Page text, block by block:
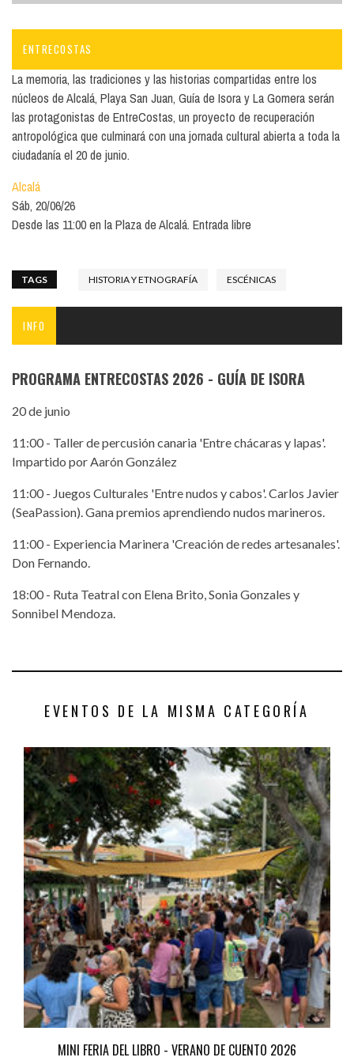
ENTRECOSTAS
La memoria, las tradiciones y las historias compartidas entre los
núcleos de Alcalá, Playa San Juan, Guía de Isora y La Gomera serán
las protagonistas de EntreCostas, un proyecto de recuperación
antropológica que culminará con una jornada cultural abierta a toda la
ciudadanía el 20 de junio.
Alcalá
Sáb, 20/06/26
Desde las 11:00 en la Plaza de Alcalá. Entrada libre
TAGS HISTORIA Y ETNOGRAFÍA ESCÉNICAS
INFO
PROGRAMA ENTRECOSTAS 2026 - GUÍA DE ISORA
20 de junio
11:00 - Taller de percusión canaria 'Entre chácaras y lapas'.
Impartido por Aarón González
11:00 - Juegos Culturales 'Entre nudos y cabos'. Carlos Javier
(SeaPassion). Gana premios aprendiendo nudos marineros.
11:00 - Experiencia Marinera 'Creación de redes artesanales'.
Don Fernando.
18:00 - Ruta Teatral con Elena Brito, Sonia Gonzales y
Sonnibel Mendoza.
EVENTOS DE LA MISMA CATEGORÍA
MINI FERIA DEL LIBRO - VERANO DE CUENTO 2026